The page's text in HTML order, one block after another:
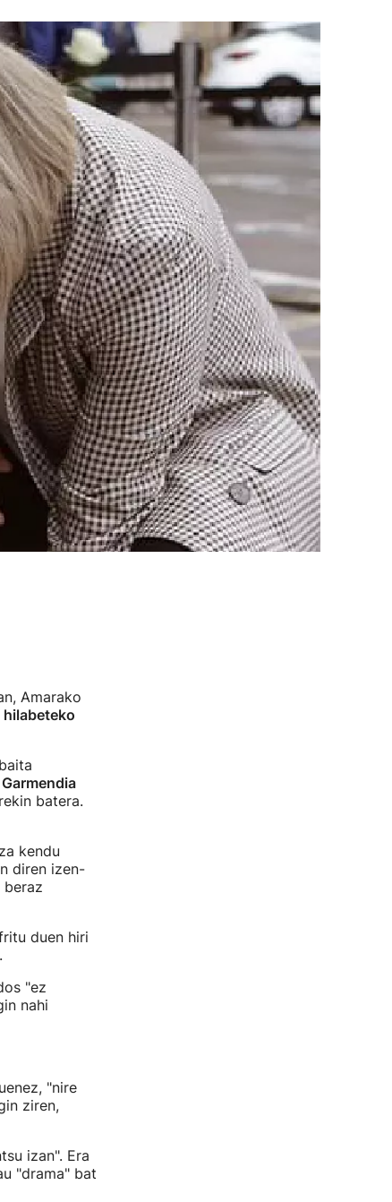
Amarako
hilabeteko
batera.
kendu
diren izen-
duen hiri
"ez
nahi
"nire
ziren,
izan". Era
"drama" bat